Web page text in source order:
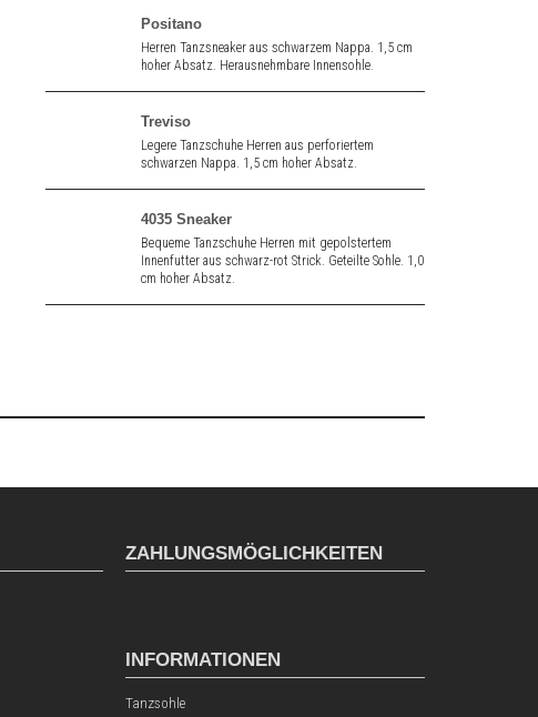
Positano
Herren Tanzsneaker aus schwarzem Nappa. 1,5 cm
hoher Absatz. Herausnehmbare Innensohle.
Treviso
Legere Tanzschuhe Herren aus perforiertem
schwarzen Nappa. 1,5 cm hoher Absatz.
4035 Sneaker
Bequeme Tanzschuhe Herren mit gepolstertem
Innenfutter aus schwarz-rot Strick. Geteilte Sohle. 1,0
cm hoher Absatz.
ZAHLUNGSMÖGLICHKEITEN
INFORMATIONEN
Tanzsohle